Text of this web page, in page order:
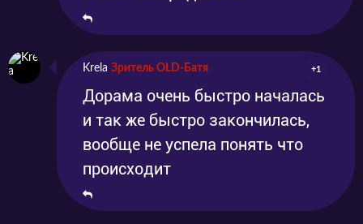
Krela Зритель OLD-Батя +1
Дорама очень быстро началась
и так же быстро закончилась,
вообще не успела понять что
происходит